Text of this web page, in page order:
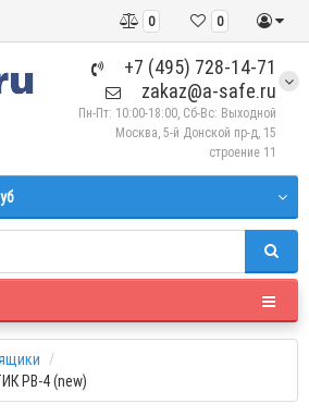
0
0
+7 (495) 728-14-71
zakaz@a-safe.ru
Пн-Пт: 10:00-18:00, Сб-Вс: Выходной
Москва, 5-й Донской пр-д, 15
строение 11
PB-4 (new)